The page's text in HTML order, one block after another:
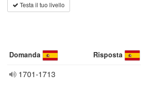
Testa il tuo livello
Domanda Risposta
1701-1713